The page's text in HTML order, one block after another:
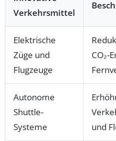
Verkehrsmittel
Elektrische
Züge und
Flugzeuge
CO₂-
Autonome
Shuttle-
Systeme
und